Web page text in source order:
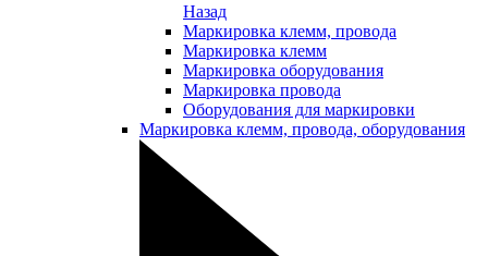
Назад
Маркировка клемм, провода
Маркировка клемм
Маркировка оборудования
Маркировка провода
Оборудования для маркировки
Маркировка клемм, провода, оборудования